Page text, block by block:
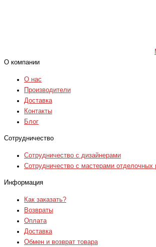
О компании
О нас
Производители
Доставка
Контакты
Блог
Сотрудничество
Сотрудничество с дизайнерами
Сотрудничество с мастерами отделочных
Информация
Как заказать?
Возвраты
Оплата
Доставка
Обмен и возврат товара